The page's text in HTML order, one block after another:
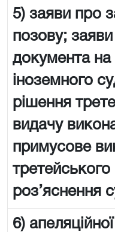
5) заяви про
позову;
документа на
іноземного
рішення
видачу
примусове
роз’яснення
6)